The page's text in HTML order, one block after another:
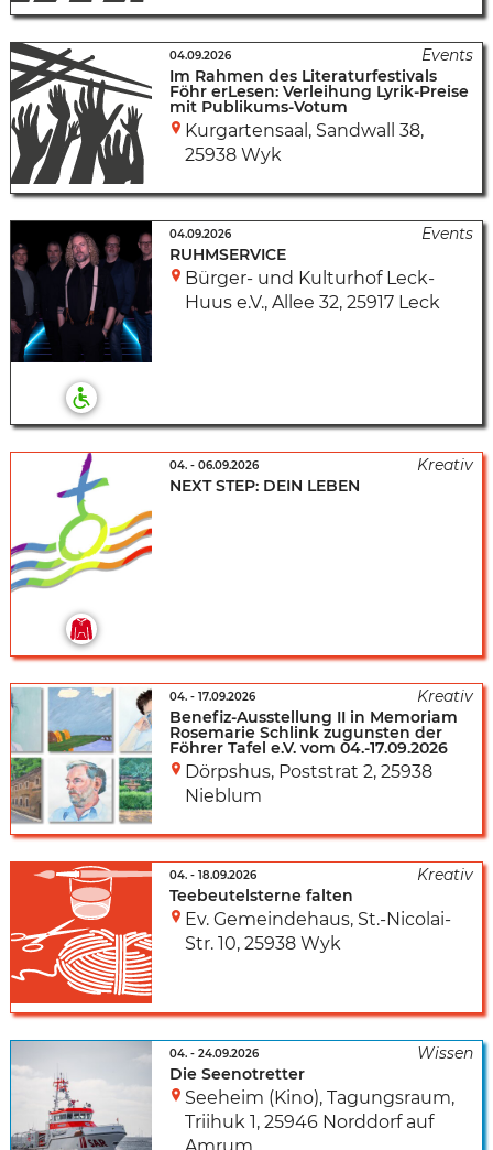
04.09.2026
Im Rahmen des Literaturfestivals
Föhr erLesen: Verleihung Lyrik-Preise
mit Publikums-Votum
Kurgartensaal , Sandwall 38,
25938 Wyk
04.09.2026
RUHMSERVICE
Bürger- und Kulturhof Leck-
Huus e.V., Allee 32, 25917 Leck
04. - 06.09.2026
NEXT STEP: DEIN LEBEN
04. - 17.09.2026
Benefiz-Ausstellung II in Memoriam
Rosemarie Schlink zugunsten der
Föhrer Tafel e.V. vom 04.-17.09.2026
Dörpshus, Poststrat 2, 25938
Nieblum
04. - 18.09.2026
Teebeutelsterne falten
Ev. Gemeindehaus, St.-Nicolai-
Str. 10, 25938 Wyk
04. - 24.09.2026
Die Seenotretter
Seeheim (Kino), Tagungsraum,
Triihuk 1, 25946 Norddorf auf